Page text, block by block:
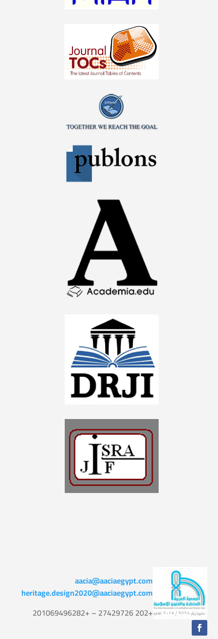
aacia@aaciaegypt.com
heritage.design2020@aaciaegypt.com
+202 27429726 – +201069496282